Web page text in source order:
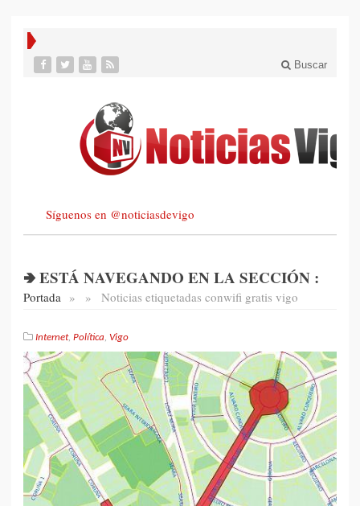
Buscar
Síguenos en @noticiasdevigo
🢂 ESTÁ NAVEGANDO EN LA SECCIÓN :
Portada » Noticias etiquetadas con
» wifi gratis vigo
Internet, Política, Vigo